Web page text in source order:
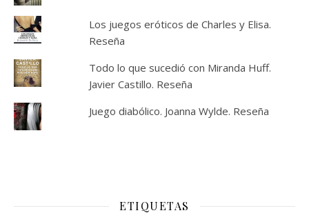
Los juegos eróticos de Charles y Elisa.
Reseña
Todo lo que sucedió con Miranda Huff.
Javier Castillo. Reseña
Juego diabólico. Joanna Wylde. Reseña
ETIQUETAS